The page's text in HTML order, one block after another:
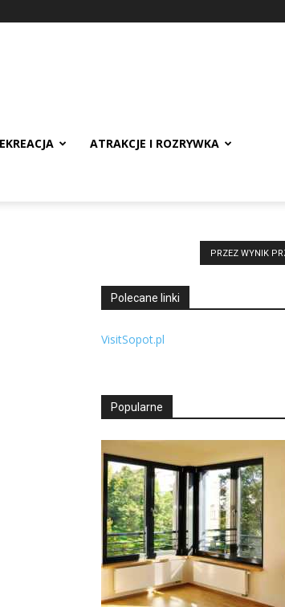
ATRAKCJE I ROZRYWKA
PRZEZ WYNIK
Polecane linki
VisitSopot.pl
Popularne